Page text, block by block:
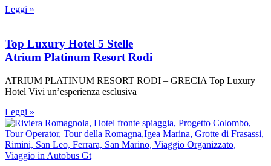
Leggi »
Top Luxury Hotel 5 Stelle
Atrium Platinum Resort Rodi
ATRIUM PLATINUM RESORT RODI – GRECIA Top Luxury
Hotel Vivi un’esperienza esclusiva
Leggi »